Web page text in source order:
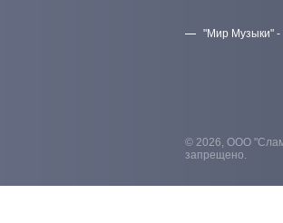
"Мир Музыки" -
© 2026, ООО
запрещено.